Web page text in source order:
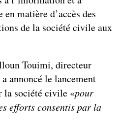
matière d’accès des
de la société civile aux
Touimi, directeur
annoncé le lancement
la société civile «pour
efforts consentis par la